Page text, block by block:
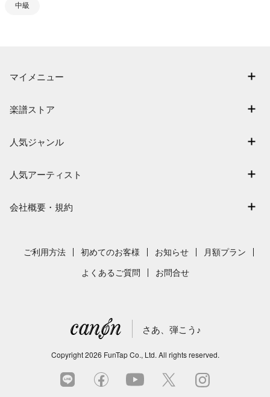
中級
マイメニュー
退会はこちら
楽譜ストア
難易度別に探す
まもなく配信
人気ジャンル
保育
発表会
人気アーティスト
新沢としひこ
会社概要・規約
採用情報
サイトマップ
ご利用方法 初めてのお客様 お知らせ 月額プラン
よくあるご質問 お問合せ
さあ、弾こう♪
Copyright2026 FunTap Co., Ltd. All rights reserved.